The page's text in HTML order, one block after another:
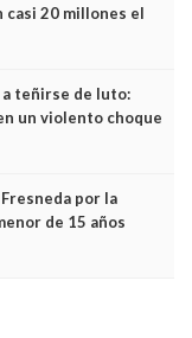
casi 20 millones el
a teñirse de luto:
un violento choque
por la
de 15 años